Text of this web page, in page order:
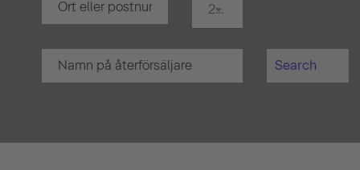
20 km
Search